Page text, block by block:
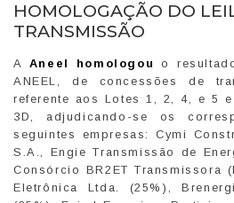
HOMOLOGAÇÃO DO
TRANSMISSÃO
A Aneel homologouo
ANEEL, de concessões de
referente aos Lotes 1, 2, 4, e 5
3D, adjudicando-se os
seguintes empresas: Cymi
S.A., Engie Transmissão de
Consórcio BR2ET Transmissora
Eletrônica Ltda. (25%),